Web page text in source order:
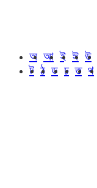
অ আ ই ঈ উ
ট ঠ ড ঢ ত থ